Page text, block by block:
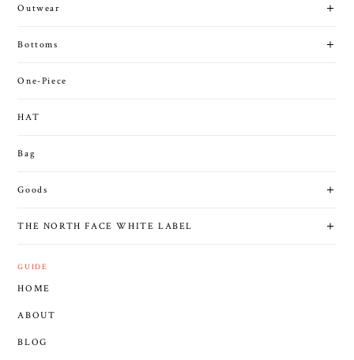
Outwear
Bottoms
One-Piece
HAT
Bag
Goods
THE NORTH FACE WHITE LABEL
GUIDE
HOME
ABOUT
BLOG